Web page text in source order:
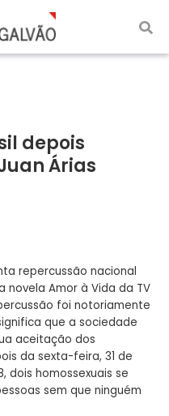
depois
Árias
repercussão nacional
novela Amor à Vida da TV
foi notoriamente
que a sociedade
aceitação dos
da sexta-feira, 31 de
dois homossexuais se
sem que ninguém